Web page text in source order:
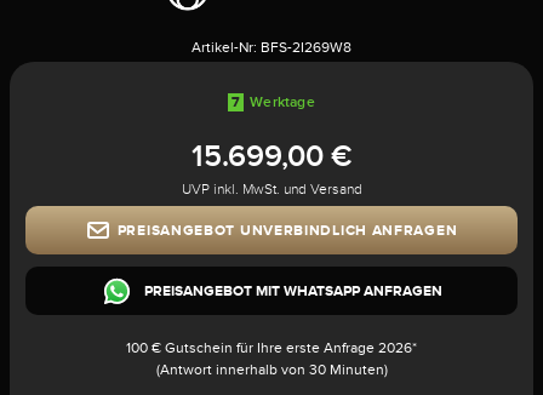
Artikel-Nr: BFS-2I269W8
7 Werktage
15.699,00 €
UVP inkl. MwSt. und Versand
PREISANGEBOT UNVERBINDLICH ANFRAGEN
PREISANGEBOT MIT WHATSAPP ANFRAGEN
100 € Gutschein für Ihre erste Anfrage 2026*
(Antwort innerhalb von 30 Minuten)